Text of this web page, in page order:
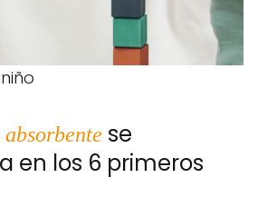
absorbente se
en los 6 primeros